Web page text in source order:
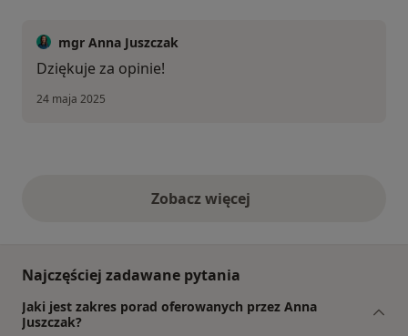
mgr Anna Juszczak
Dziękuje za opinie!
24 maja 2025
Zobacz więcejopinie powyżej
Najczęściej zadawane pytania
Jaki jest zakres porad oferowanych przez Anna
Juszczak?